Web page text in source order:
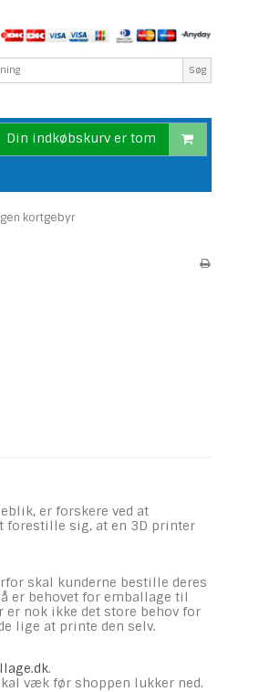
Søg
Din indkøbskurv er tom
kortgebyr
er forskere ved at
forestille sig, at en 3D printer
skal kunderne bestille deres
er behovet for emballage til
nok ikke det store behov for
lige at printe den selv.
.
væk før shoppen lukker ned.